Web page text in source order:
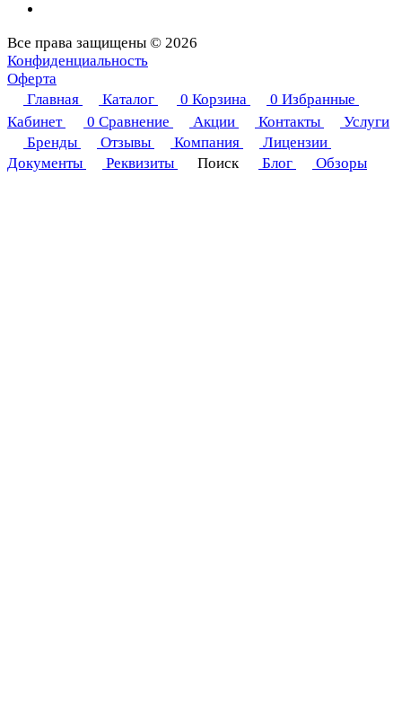
Все права защищены © 2026
Конфиденциальность
Оферта
Главная
Каталог 0 Корзина 0 Избранные
Кабинет
0 Сравнение Акции Контакты
Услуги
Бренды
Отзывы Компания
Лицензии
Документы
Реквизиты Поиск Блог Обзоры